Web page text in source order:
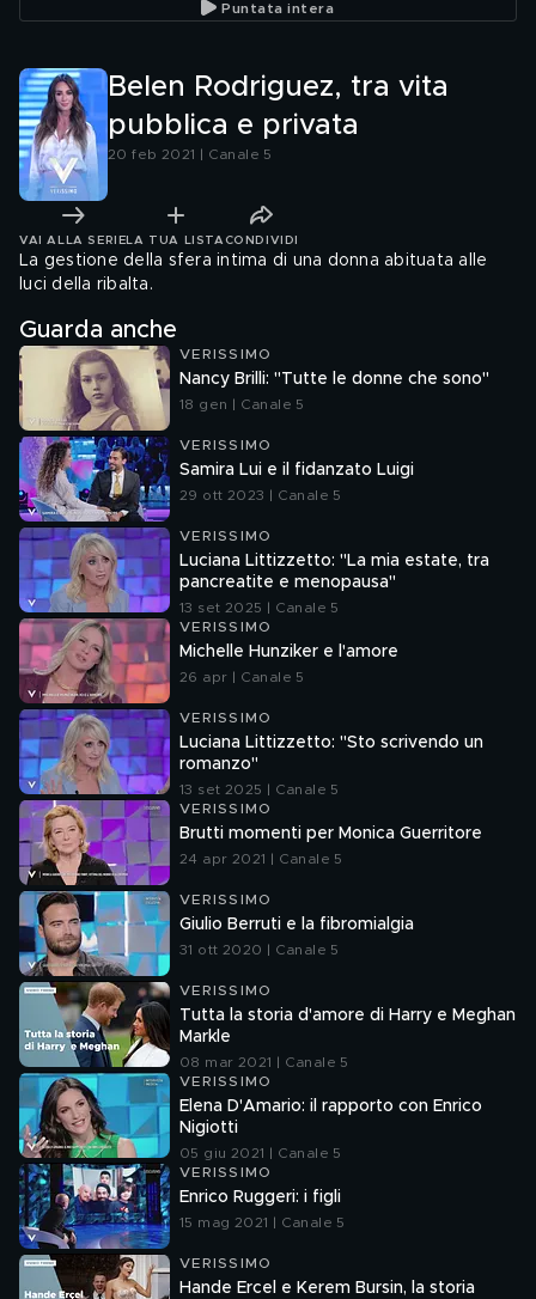
Puntata intera
Belen Rodriguez, tra vita
pubblica e privata
20 feb 2021 | Canale 5
VAI ALLA SERIE LA TUA LISTA CONDIVIDI
La gestione della sfera intima di una donna abituata alle
luci della ribalta.
Guarda anche
VERISSIMO
Nancy Brilli: "Tutte le donne che sono"
18 gen | Canale 5
VERISSIMO
Samira Lui e il fidanzato Luigi
29 ott 2023 | Canale 5
VERISSIMO
Luciana Littizzetto: "La mia estate, tra
pancreatite e menopausa"
13 set 2025 | Canale 5
VERISSIMO
Michelle Hunziker e l'amore
26 apr | Canale 5
VERISSIMO
Luciana Littizzetto: "Sto scrivendo un
romanzo"
13 set 2025 | Canale 5
VERISSIMO
Brutti momenti per Monica Guerritore
24 apr 2021 | Canale 5
VERISSIMO
Giulio Berruti e la fibromialgia
31 ott 2020 | Canale 5
VERISSIMO
Tutta la storia d'amore di Harry e Meghan
Markle
08 mar 2021 | Canale 5
VERISSIMO
Elena D'Amario: il rapporto con Enrico
Nigiotti
05 giu 2021 | Canale 5
VERISSIMO
Enrico Ruggeri: i figli
15 mag 2021 | Canale 5
VERISSIMO
Hande Ercel e Kerem Bursin, la storia